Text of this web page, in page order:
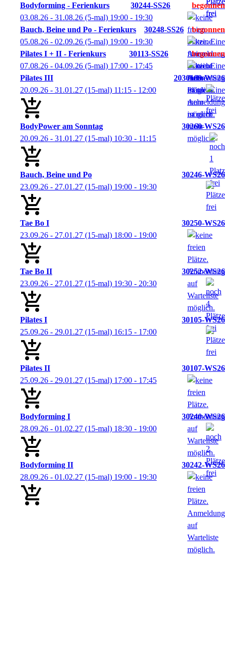
Bodyforming - Ferienkurs
30244-SS26
03.08.26 - 31.08.26 (5-mal) 19:00 - 19:30
Bauch, Beine und Po - Ferienkurs
30248-SS26
05.08.26 - 02.09.26 (5-mal) 19:00 - 19:30
Pilates I + II - Ferienkurs
30113-SS26
07.08.26 - 04.09.26 (5-mal) 17:00 - 17:45
Pilates III
2030109-WS26
20.09.26 - 31.01.27 (15-mal) 11:15 - 12:00
BodyPower am Sonntag
30260-WS26
20.09.26 - 31.01.27 (15-mal) 10:30 - 11:15
Bauch, Beine und Po
30246-WS26
23.09.26 - 27.01.27 (15-mal) 19:00 - 19:30
Tae Bo I
30250-WS26
23.09.26 - 27.01.27 (15-mal) 18:00 - 19:00
Tae Bo II
30252-WS26
23.09.26 - 27.01.27 (15-mal) 19:30 - 20:30
Pilates I
30105-WS26
25.09.26 - 29.01.27 (15-mal) 16:15 - 17:00
Pilates II
30107-WS26
25.09.26 - 29.01.27 (15-mal) 17:00 - 17:45
Bodyforming I
30240-WS26
28.09.26 - 01.02.27 (15-mal) 18:30 - 19:00
Bodyforming II
30242-WS26
28.09.26 - 01.02.27 (15-mal) 19:00 - 19:30